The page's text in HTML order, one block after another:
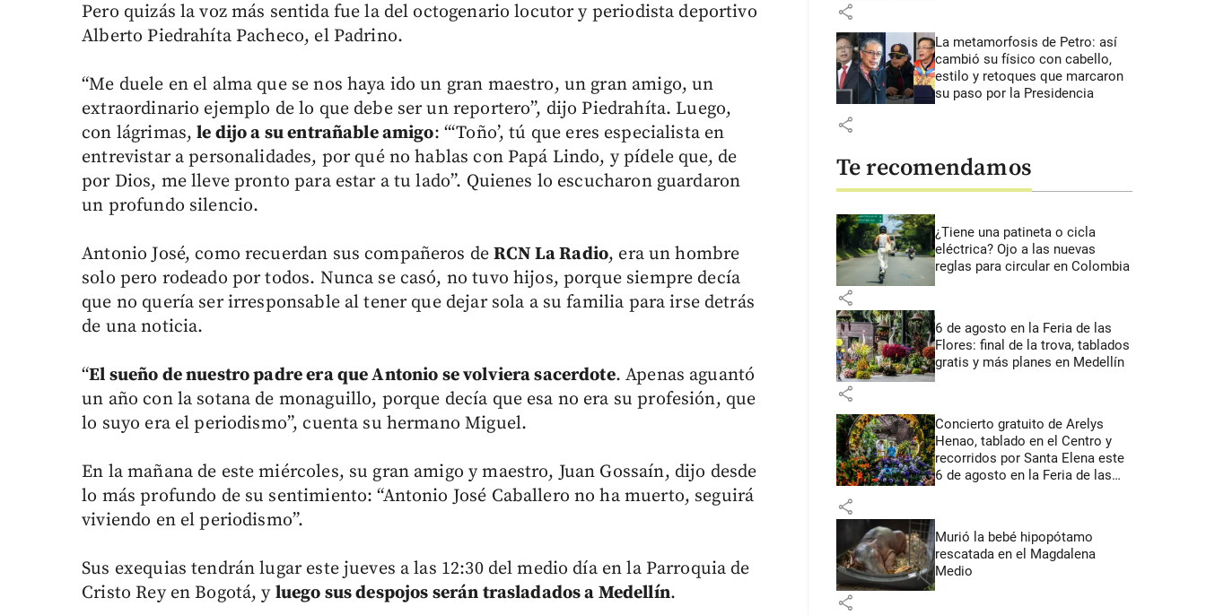
Pero quizás la voz más sentida fue la del octogenario locutor y periodista deportivo
Alberto Piedrahíta Pacheco, el Padrino.
“Me duele en el alma que se nos haya ido un gran maestro, un gran amigo, un
extraordinario ejemplo de lo que debe ser un reportero”, dijo Piedrahíta. Luego,
con lágrimas,le dijo a su entrañable amigo: “‘Toño’, tú que eres especialista en
entrevistar a personalidades, por qué no hablas con Papá Lindo, y pídele que, de
por Dios, me lleve pronto para estar a tu lado”. Quienes lo escucharon guardaron
un profundo silencio.
Antonio José, como recuerdan sus compañeros deRCN La Radio, era un hombre
solo pero rodeado por todos. Nunca se casó, no tuvo hijos, porque siempre decía
que no quería ser irresponsable al tener que dejar sola a su familia para irse detrás
de una noticia.
“El sueño de nuestro padre era que Antonio se volviera sacerdote. Apenas aguantó
un año con la sotana de monaguillo, porque decía que esa no era su profesión, que
lo suyo era el periodismo”, cuenta su hermano Miguel.
En la mañana de este miércoles, su gran amigo y maestro, Juan Gossaín, dijo desde
lo más profundo de su sentimiento: “Antonio José Caballero no ha muerto, seguirá
viviendo en el periodismo”.
Sus exequias tendrán lugar este jueves a las 12:30 del medio día en la Parroquia de
Cristo Rey en Bogotá, y luego sus despojos serán trasladados a Medellín.
share
La metamorfosis de Petro: así
cambió su físico con cabello,
estilo y retoques que marcaron
su paso por la Presidencia
share
Te recomendamos
¿Tiene una patineta o cicla
eléctrica? Ojo a las nuevas
reglas para circular en Colombia
share
6 de agosto en la Feria de las
Flores: final de la trova, tablados
gratis y más planes en Medellín
share
Concierto gratuito de Arelys
Henao, tablado en el Centro y
recorridos por Santa Elena este
6 de agosto en la Feria de las
share
Murió la bebé hipopótamo
rescatada en el Magdalena
Medio
share